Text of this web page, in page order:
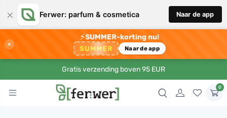
× Ferwer: parfum & cosmetica Naar de app
×
⚡SUMMER-korting nu!
SUMMER Naar de app
Gratis verzending boven 95 EUR
0